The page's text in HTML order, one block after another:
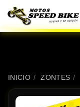
INICIO / ZONTES /